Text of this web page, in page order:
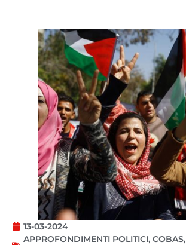
13-03-2024
APPROFONDIMENTI POLITICI, COBAS,